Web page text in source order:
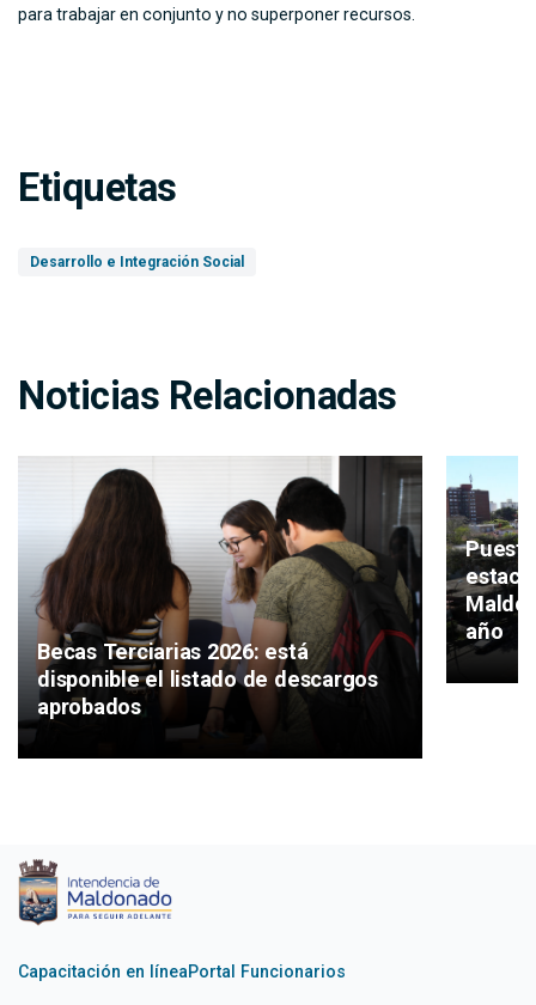
para trabajar en conjunto y no superponer recursos.
Etiquetas
Desarrollo e Integración Social
Noticias Relacionadas
Becas Terciarias 2026: está
disponible el listado de descargos
aprobados
año
Capacitación en líneaPortal Funcionarios